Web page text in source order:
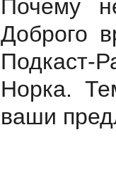
Почему
Доброго
Подкаст-
Норка.
ваши